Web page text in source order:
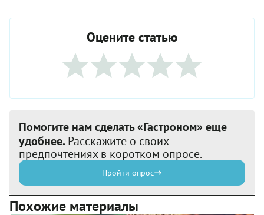
Оцените статью
Помогите нам сделать «Гастроном» еще
удобнее. Расскажите о своих
предпочтениях в коротком опросе.
Пройти опрос
Похожие материалы